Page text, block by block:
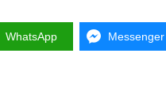
WhatsApp Messenger